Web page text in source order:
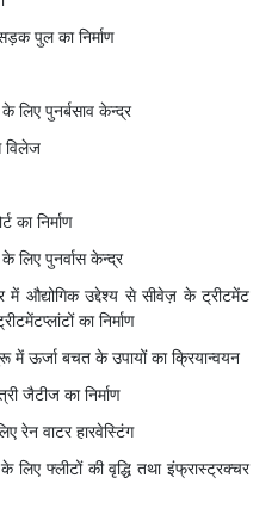
प्रश्न
पुल का निर्माण
लिए पुनर्बसाव केन्‍द्र
विलेज
का निर्माण
लिए पुनर्वास केन्‍द्र
में औद्योगिक उद्देश्‍य से सीवेज़ के ट्रीटमेंट
का निर्माण
में ऊर्जा बचत के उपायों का क्रियान्‍वयन
जैटीज का निर्माण
रेन वाटर हारवेस्‍टिंग
फ्लीटों की वृद्धि तथा इंफ्रास्‍ट्रक्‍चर